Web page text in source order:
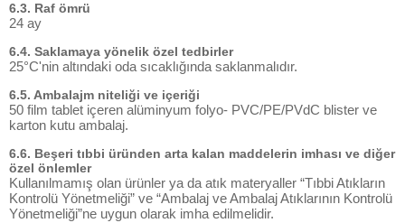
6.3. Raf ömrü
24 ay
6.4. Saklamaya yönelik özel tedbirler
25°C'nin altındaki oda sıcaklığında saklanmalıdır.
6.5. Ambalajm niteliği ve içeriği
50 film tablet içeren alüminyum folyo- PVC/PE/PVdC blister ve
karton kutu ambalaj.
6.6. Beşeri tıbbi üründen arta kalan maddelerin imhası ve diğer
özel önlemler
Kullanılmamış olan ürünler ya da atık materyaller “Tıbbi Atıkların
Kontrolü Yönetmeliği” ve “Ambalaj ve Ambalaj Atıklarının Kontrolü
Yönetmeliği”ne uygun olarak imha edilmelidir.